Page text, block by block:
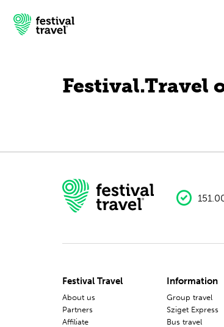
Contact
Festival.Travel
Festival Travel
About us
Partners
Affiliate
Information
Group travel
Sziget Express
Bus travel